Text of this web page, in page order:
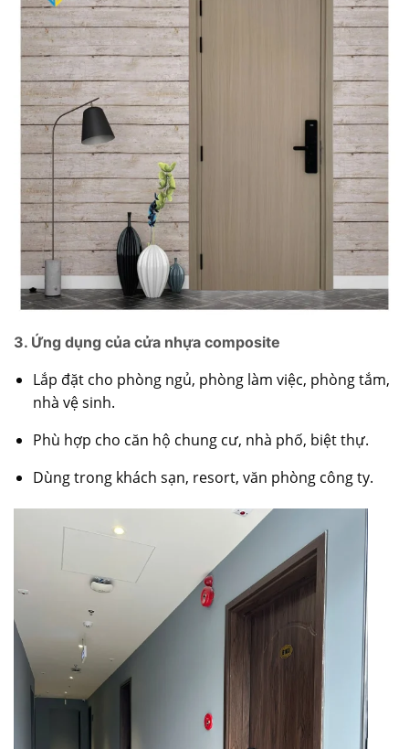
3. Ứng dụng của cửa nhựa composite
Lắp đặt cho phòng ngủ, phòng làm việc, phòng tắm,
nhà vệ sinh.
Phù hợp cho căn hộ chung cư, nhà phố, biệt thự.
Dùng trong khách sạn, resort, văn phòng công ty.